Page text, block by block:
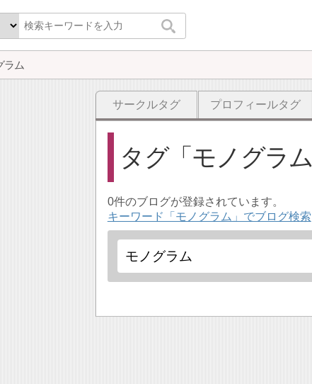
ラム
サークルタグ プロフィールタグ
タグ モノグラム
0件のブログが登録されています。
キーワード「モノグラム」でブログ検索